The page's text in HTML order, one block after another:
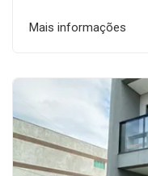
Mais informações